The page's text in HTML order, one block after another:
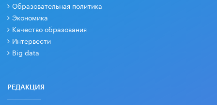
Образовательная политика
Экономика
Качество образования
Интервести
Big data
РЕДАКЦИЯ